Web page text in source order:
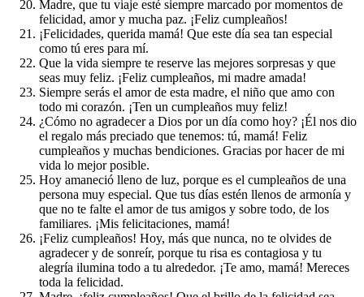
Madre, que tu viaje esté siempre marcado por momentos de
felicidad, amor y mucha paz. ¡Feliz cumpleaños!
¡Felicidades, querida mamá! Que este día sea tan especial
como tú eres para mí.
Que la vida siempre te reserve las mejores sorpresas y que
seas muy feliz. ¡Feliz cumpleaños, mi madre amada!
Siempre serás el amor de esta madre, el niño que amo con
todo mi corazón. ¡Ten un cumpleaños muy feliz!
¿Cómo no agradecer a Dios por un día como hoy? ¡Él nos dio
el regalo más preciado que tenemos: tú, mamá! Feliz
cumpleaños y muchas bendiciones. Gracias por hacer de mi
vida lo mejor posible.
Hoy amaneció lleno de luz, porque es el cumpleaños de una
persona muy especial. Que tus días estén llenos de armonía y
que no te falte el amor de tus amigos y sobre todo, de los
familiares. ¡Mis felicitaciones, mamá!
¡Feliz cumpleaños! Hoy, más que nunca, no te olvides de
agradecer y de sonreír, porque tu risa es contagiosa y tu
alegría ilumina todo a tu alrededor. ¡Te amo, mamá! Mereces
toda la felicidad.